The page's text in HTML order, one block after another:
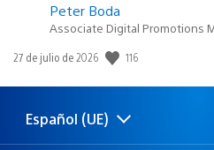
Peter Boda
Associate Digital Promotions
Fecha
publicación:
27 de julio de 2026 116
Selecciona
una
Región
actual:
Español (UE)